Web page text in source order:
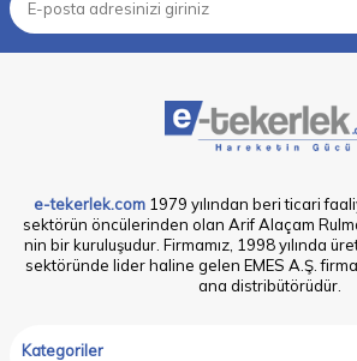
e-tekerlek.com1979 yılından beri ticari
sektörün öncülerinden olan Arif Alaçam
nin bir kuruluşudur. Firmamız, 1998 yılında
sektöründe lider haline gelen EMES A.Ş.
ana distribütörüdür.
Kategoriler